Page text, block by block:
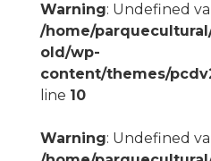
Warning: Undefined
/home/
old/wp-
content/themes/
line 10
Warning: Undefined